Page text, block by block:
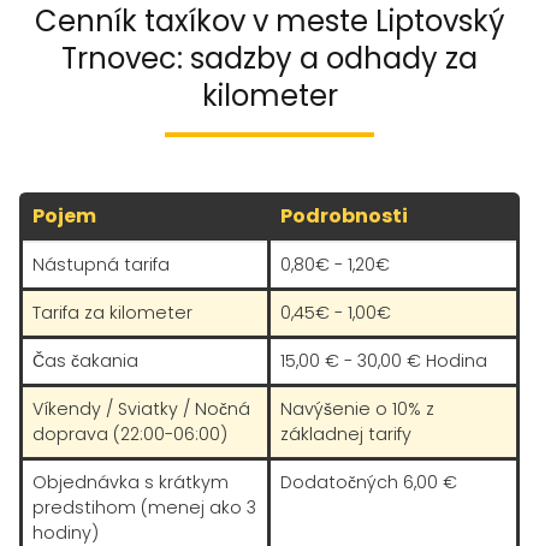
Cenník taxíkov v meste Liptovský
Trnovec: sadzby a odhady za
kilometer
Pojem Podrobnosti
Nástupná tarifa
0,80€ - 1,20€
Tarifa za kilometer
0,45€ - 1,00€
Čas čakania
15,00 € - 30,00 € Hodina
Víkendy / Sviatky / Nočná
doprava (22:00-06:00)
Navýšenie o 10% z
základnej tarify
Objednávka s krátkym
predstihom (menej ako 3
hodiny)
Dodatočných 6,00 €